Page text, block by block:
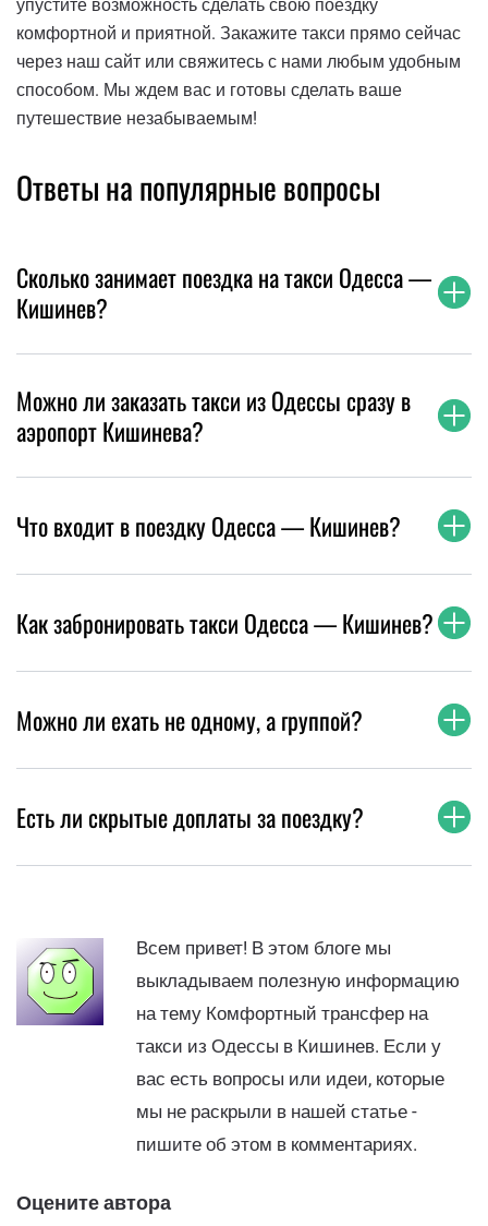
упустите возможность сделать свою поездку
комфортной и приятной. Закажите такси прямо сейчас
через наш сайт или свяжитесь с нами любым удобным
способом. Мы ждем вас и готовы сделать ваше
путешествие незабываемым!
Ответы на популярные вопросы
Сколько занимает поездка на такси Одесса —
Кишинев?
Можно ли заказать такси из Одессы сразу в
аэропорт Кишинева?
Что входит в поездку Одесса — Кишинев?
Как забронировать такси Одесса — Кишинев?
Можно ли ехать не одному, а группой?
Есть ли скрытые доплаты за поездку?
Всем привет! В этом блоге мы
выкладываем полезную информацию
на тему Комфортный трансфер на
такси из Одессы в Кишинев. Если у
вас есть вопросы или идеи, которые
мы не раскрыли в нашей статье -
пишите об этом в комментариях.
Оцените автора